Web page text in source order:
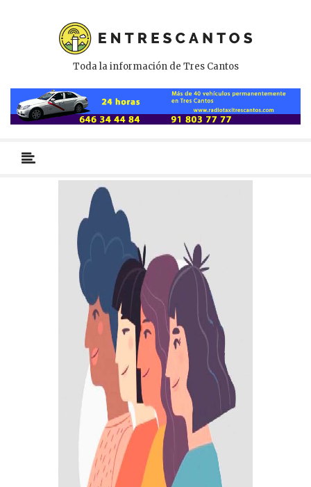
Toda la información de Tres Cantos
primario